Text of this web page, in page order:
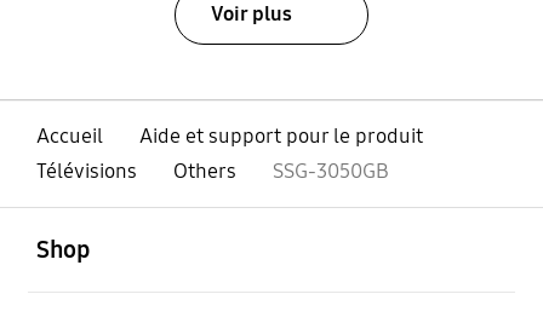
Voir plus
Accueil
Aide et support pour le produit
Télévisions
Others SSG-3050GB
Shop